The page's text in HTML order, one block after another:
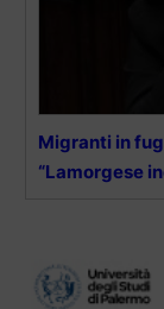
Migranti in
“Lamorgese